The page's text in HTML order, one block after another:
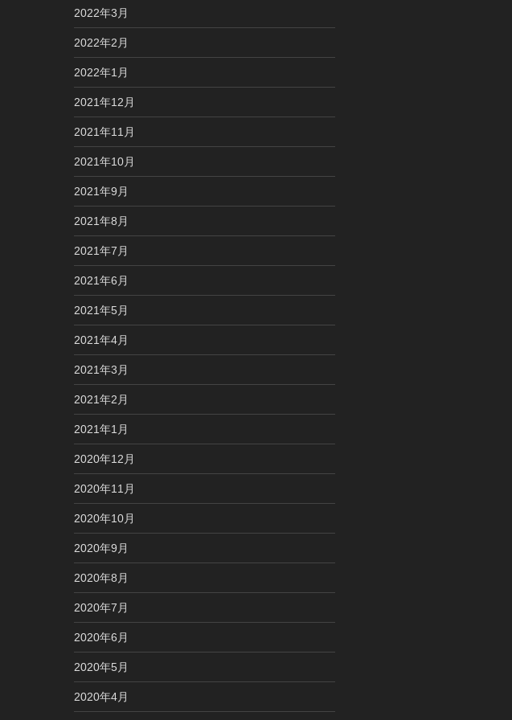
2022年3月
2022年2月
2022年1月
2021年12月
2021年11月
2021年10月
2021年9月
2021年8月
2021年7月
2021年6月
2021年5月
2021年4月
2021年3月
2021年2月
2021年1月
2020年12月
2020年11月
2020年10月
2020年9月
2020年8月
2020年7月
2020年6月
2020年5月
2020年4月